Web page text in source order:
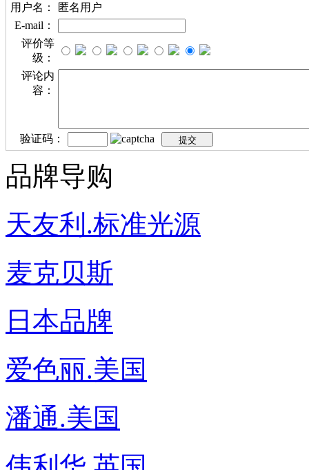
用户名：
匿名用户
E-mail：
评价等
级：
评论内
容：
验证码：
品牌导购
天友利.标准光源
麦克贝斯
日本品牌
爱色丽.美国
潘通.美国